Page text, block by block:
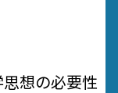
思想の必要性